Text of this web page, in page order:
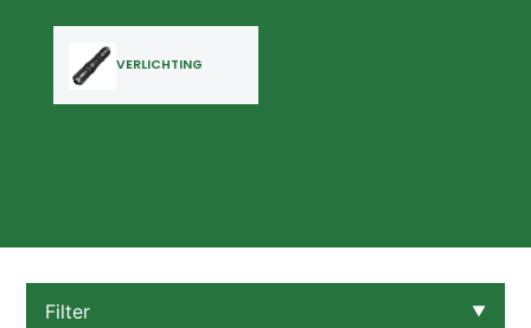
VERLICHTING
Filter ▼